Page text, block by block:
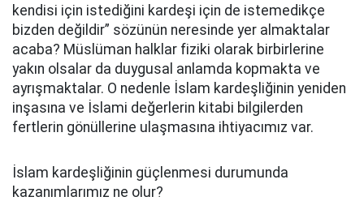
kendisi için istediğini kardeşi için de istemedikçe
bizden değildir” sözünün neresinde yer almaktalar
acaba? Müslüman halklar fiziki olarak birbirlerine
yakın olsalar da duygusal anlamda kopmakta ve
ayrışmaktalar. O nedenle İslam kardeşliğinin yeniden
inşasına ve İslami değerlerin kitabi bilgilerden
fertlerin gönüllerine ulaşmasına ihtiyacımız var.
İslam kardeşliğinin güçlenmesi durumunda
kazanımlarımız ne olur?